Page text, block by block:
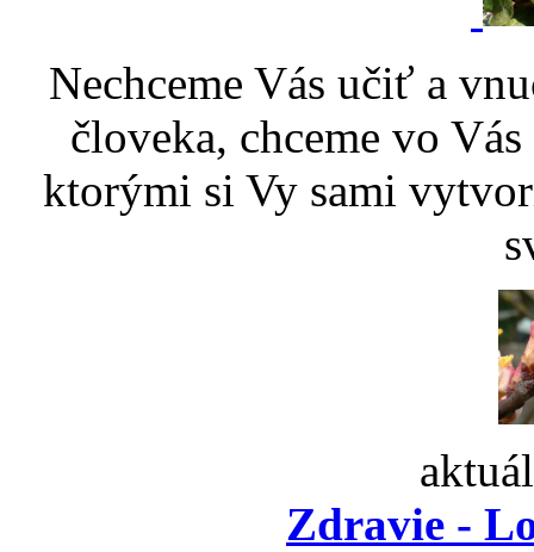
Nechceme Vás učiť a
človeka, chceme vo
ktorými si Vy sami
Zdravie -